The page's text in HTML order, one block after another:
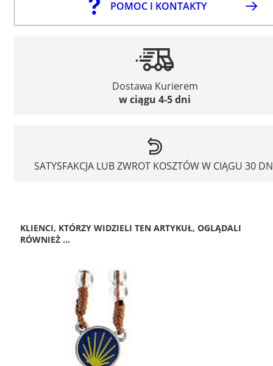
POMOC I KONTAKTY
Dostawa Kurierem
w ciągu 4-5 dni
SATYSFAKCJA LUB ZWROT KOSZTÓW W CIĄGU 30
KLIENCI, KTÓRZY WIDZIELI TEN ARTYKUŁ, OGLĄDALI
RÓWNIEŻ ...